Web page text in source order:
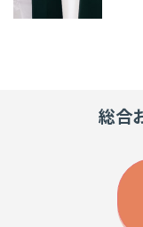
総合